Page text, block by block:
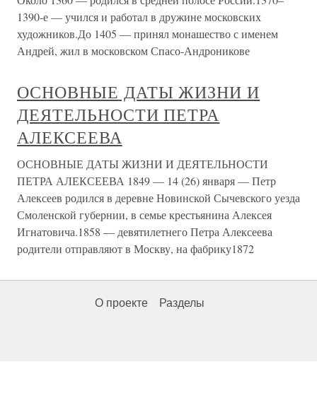
1390-е — учился и работал в дружине московских
художников.До 1405 — принял монашество с именем
Андрей, жил в московском Спасо-Андроникове
ОСНОВНЫЕ ДАТЫ ЖИЗНИ И
ДЕЯТЕЛЬНОСТИ ПЕТРА
АЛЕКСЕЕВА
ОСНОВНЫЕ ДАТЫ ЖИЗНИ И ДЕЯТЕЛЬНОСТИ
ПЕТРА АЛЕКСЕЕВА 1849 — 14 (26) января — Петр
Алексеев родился в деревне Новинской Сычевского уезда
Смоленской губернии, в семье крестьянина Алексея
Игнатовича.1858 — девятилетнего Петра Алексеева
родители отправляют в Москву, на фабрику1872
О проекте Разделы